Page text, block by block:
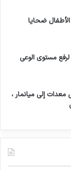
ضحايا
لرفع مستوى الوعي
معدات إلى ميانمار ،